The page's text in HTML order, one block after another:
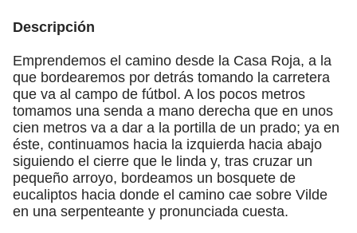
Descripción
Emprendemos el camino desde la Casa Roja, a la
que bordearemos por detrás tomando la carretera
que va al campo de fútbol. A los pocos metros
tomamos una senda a mano derecha que en unos
cien metros va a dar a la portilla de un prado; ya en
éste, continuamos hacia la izquierda hacia abajo
siguiendo el cierre que le linda y, tras cruzar un
pequeño arroyo, bordeamos un bosquete de
eucaliptos hacia donde el camino cae sobre Vilde
en una serpenteante y pronunciada cuesta.